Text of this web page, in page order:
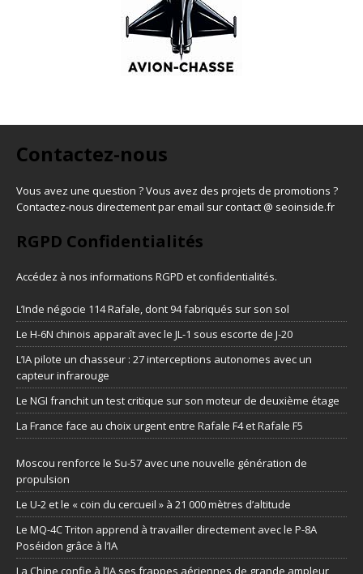
Contactez-nous
Vous avez une question ? Vous avez des projets de promotions ?
Contactez-nous directement par email sur contact @ seoinside.fr
RGPD Confidentialités
Accédez à nos informations RGPD et confidentialités.
L’Inde négocie 114 Rafale, dont 94 fabriqués sur son sol
Le H-6N chinois apparaît avec le JL-1 sous escorte de J-20
L’IA pilote un chasseur : 27 interceptions autonomes avec un
capteur infrarouge
Le NGI franchit un test critique sur son moteur de deuxième étage
La France face au choix urgent entre Rafale F4 et Rafale F5
Moscou renforce le Su-57 avec une nouvelle génération de
propulsion
Le U-2 et le « coin du cercueil » à 21 000 mètres d’altitude
Le MQ-4C Triton apprend à travailler directement avec le P-8A
Poséidon grâce à l’IA
La Chine confie à l’IA ses frappes aériennes de grande ampleur